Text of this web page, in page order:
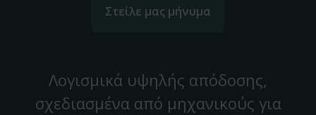
Στείλε μας μήνυμα
Λογισμικά υψηλής απόδοσης,
σχεδιασμένα από μηχανικούς για